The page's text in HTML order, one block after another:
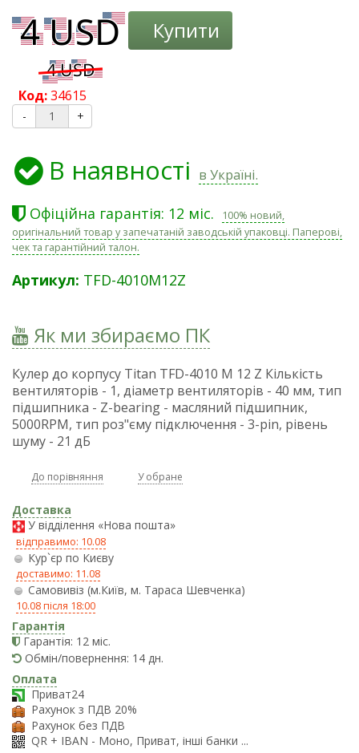
Купити
Код:34615
- +
В наявності в Україні.
Офіційна гарантія: 12 міс.
100% новий,
оригінальний товар у запечатаній заводській упаковці. Паперові,
чек та гарантійний талон.
Артикул: TFD-4010M12Z
Як ми збираємо ПК
Кулер до корпусу Titan TFD-4010 M 12 Z Кількість
вентиляторів - 1, діаметр вентиляторів - 40 мм, тип
підшипника - Z-bearing - масляний підшипник,
5000RPM, тип роз"єму підключення - 3-pin, рівень
шуму - 21 дБ
До порівняння У обране
Доставка
У відділення «Нова пошта»
відправимо: 10.08
Кур`єр по Києву
доставимо: 11.08
Самовивіз (м.Київ, м. Тараса Шевченка)
10.08 після 18:00
Гарантія
Гарантія: 12 міс.
Обмін/повернення: 14 дн.
Оплата
Приват24
Рахунок з ПДВ 20%
Рахунок без ПДВ
QR + IBAN - Моно, Приват, інші банки ...